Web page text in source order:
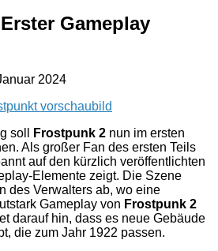
Gameplay
2024
soll Frostpunk 2 nun im ersten
Als großer Fan des ersten Teils
auf den kürzlich veröffentlichten
Elemente zeigt. Die Szene
des Verwalters ab, wo eine
Gameplay von Frostpunk 2
darauf hin, dass es neue Gebäude
die zum Jahr 1922 passen.